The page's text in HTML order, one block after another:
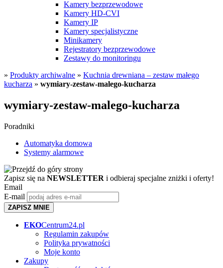
Kamery bezprzewodowe
Kamery HD-CVI
Kamery IP
Kamery specjalistyczne
Minikamery
Rejestratory bezprzewodowe
Zestawy do monitoringu
» Produkty archiwalne » Kuchnia drewniana – zestaw małego
kucharza » wymiary-zestaw-malego-kucharza
wymiary-zestaw-malego-kucharza
Poradniki
Automatyka domowa
Systemy alarmowe
Zapisz się na NEWSLETTER i odbieraj specjalne zniżki i oferty!
Email
E-mail
ZAPISZ MNIE
EKOCentrum24.pl
Regulamin zakupów
Polityka prywatności
Moje konto
Zakupy